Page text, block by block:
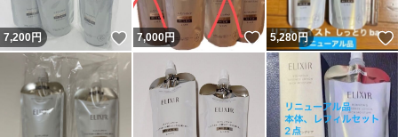
7,200円 いいね！
7,000円 いいね！
5,280円